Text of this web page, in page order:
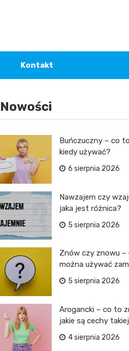
Kontakt
Nowości
Buńczuczny – co
kiedy używać?
6 sierpnia 2026
Nawzajem czy
jaka jest różnica?
5 sierpnia 2026
Znów czy znowu –
można używać
5 sierpnia 2026
Arogancki – co to
jakie są cechy
4 sierpnia 2026